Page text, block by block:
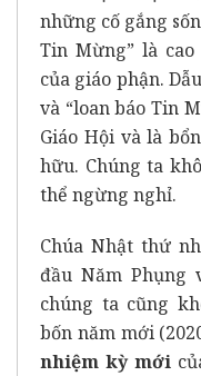
những cố gắng
Tin Mừng” là
của giáo phận.
và “loan báo Tin
Giáo Hội và là
hữu. Chúng ta
thể ngừng nghỉ.
Chúa Nhật thứ
đầu Năm Phụng
chúng ta cũng
bốn năm mới
nhiệm kỳ mới